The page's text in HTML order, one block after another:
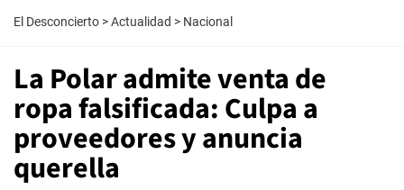
El Desconcierto >Actualidad > Nacional
La Polar admite venta de
ropa falsificada: Culpa a
proveedores y anuncia
querella